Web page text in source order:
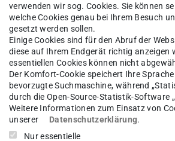
It is often filtered and
yet it participates in a wider
and is shaped by external social
2016). Until recently,
to be the human-generated
verwenden wir sog. Cookies. Sie können
welche Cookies genau bei Ihrem Besuch
gesetzt werden sollen.
Einige Cookies sind für den Abruf der
diese auf Ihrem Endgerät richtig anzeigen
essentiellen Cookies können nicht
Der Komfort-Cookie speichert Ihre
bevorzugte Suchmaschine, während
durch die Open-Source-Statistik-Software
Weitere Informationen zum Einsatz von
unserer
Datenschutzerklärung.
Nur essentielle